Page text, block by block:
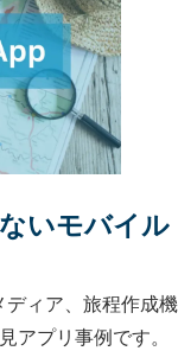
いモバイル
ィア、旅程作成機
アプリ事例です。